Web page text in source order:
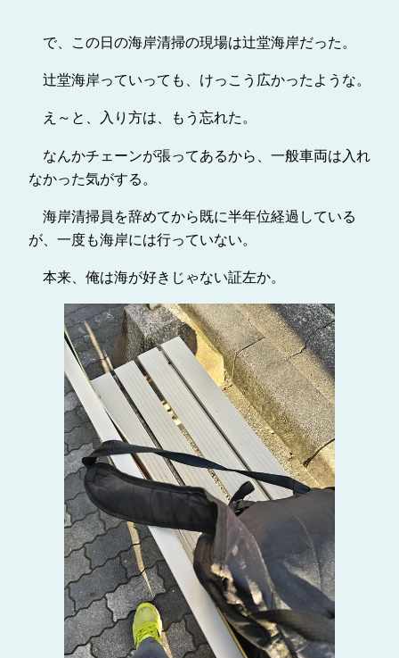
で、この日の海岸清掃の現場は辻堂海岸だった。
辻堂海岸っていっても、けっこう広かったような。
え～と、入り方は、もう忘れた。
なんかチェーンが張ってあるから、一般車両は入れ
なかった気がする。
海岸清掃員を辞めてから既に半年位経過している
が、一度も海岸には行っていない。
本来、俺は海が好きじゃない証左か。